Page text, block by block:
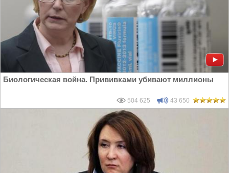
Биологическая война. Прививками убивают миллионы
504 625 43 650